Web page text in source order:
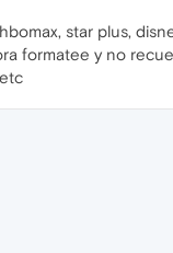
star plus,
formatee y no